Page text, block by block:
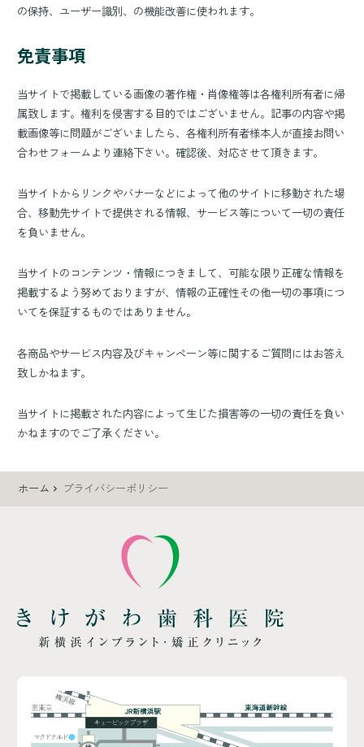
の保持、ユーザー識別、の機能改善に使われます。
免責事項
当サイトで掲載している画像の著作権・肖像権等は各権利所有者に帰
属致します。権利を侵害する目的ではございません。記事の内容や掲
載画像等に問題がございましたら、各権利所有者様本人が直接お問い
合わせフォームより連絡下さい。確認後、対応させて頂きます。
当サイトからリンクやバナーなどによって他のサイトに移動された場
合、移動先サイトで提供される情報、サービス等について一切の責任
を負いません。
当サイトのコンテンツ・情報につきまして、可能な限り正確な情報を
掲載するよう努めておりますが、情報の正確性その他一切の事項につ
いてを保証するものではありません。
各商品やサービス内容及びキャンペーン等に関するご質問にはお答え
致しかねます。
当サイトに掲載された内容によって生じた損害等の一切の責任を負い
かねますのでご了承ください。
ホーム プライバシーポリシー